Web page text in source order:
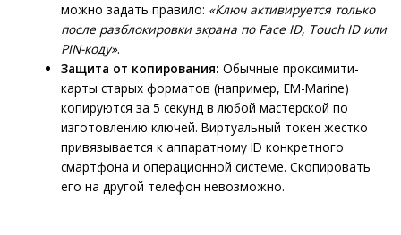
можно задать правило: «Ключ активируется только
после разблокировки экрана по Face ID, Touch ID или
PIN-коду».
Защита от копирования: Обычные проксимити-
карты старых форматов (например, EM-Marine)
копируются за 5 секунд в любой мастерской по
изготовлению ключей. Виртуальный токен жестко
привязывается к аппаратному ID конкретного
смартфона и операционной системе. Скопировать
его на другой телефон невозможно.